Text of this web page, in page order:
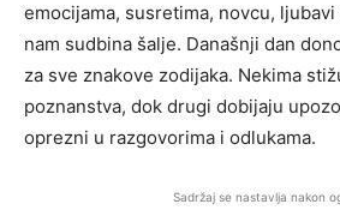
emocijama, susretima, novcu,
nam sudbina šalje. Današnji dan
za sve znakove zodijaka. Nekima
poznanstva, dok drugi dobijaju
oprezni u razgovorima i odlukama.
Sadržaj se nastavlja nakon